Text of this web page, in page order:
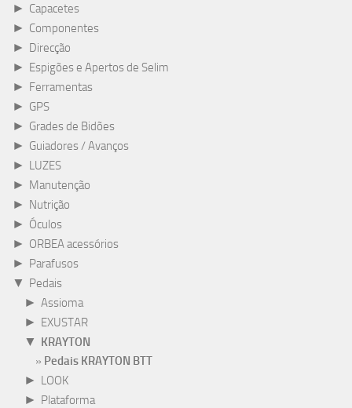
► Capacetes
► Componentes
► Direcção
► Espigões e Apertos de Selim
► Ferramentas
► GPS
► Grades de Bidões
► Guiadores / Avanços
► LUZES
► Manutenção
► Nutrição
► Óculos
► ORBEA acessórios
► Parafusos
▼ Pedais
► Assioma
► EXUSTAR
▼ KRAYTON
Pedais KRAYTON BTT
► LOOK
► Plataforma